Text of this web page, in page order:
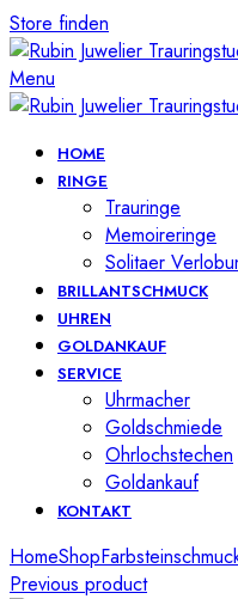
Store finden
Menu
HOME
RINGE
Trauringe
Memoireringe
Solitaer
BRILLANTSCHMUCK
UHREN
GOLDANKAUF
SERVICE
Uhrmacher
Goldschmiede
Ohrlochstechen
Goldankauf
KONTAKT
HomeShop
Previous product